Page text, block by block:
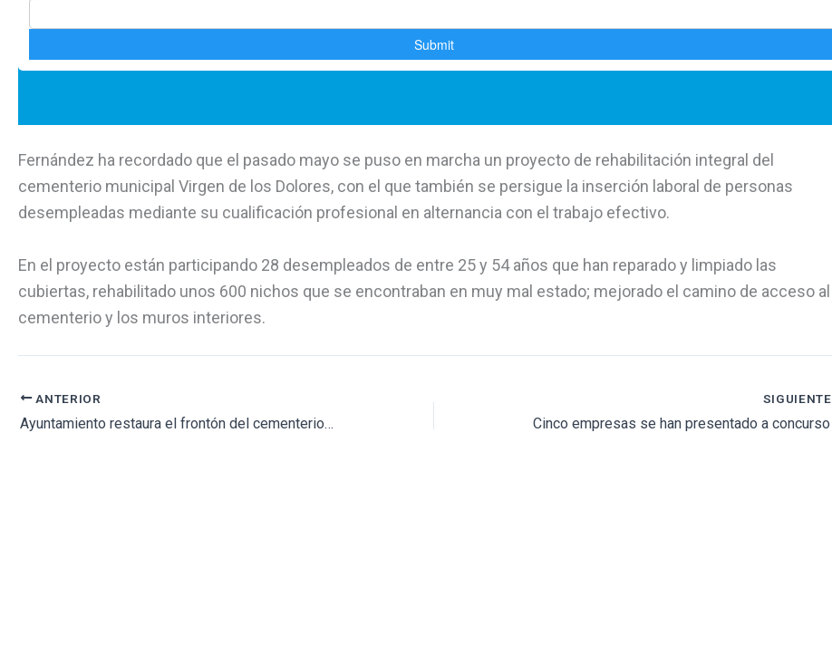
Fernández ha recordado que el pasado mayo se puso en marcha un proyecto de rehabilitación integral del
cementerio municipal Virgen de los Dolores, con el que también se persigue la inserción laboral de personas
desempleadas mediante su cualificación profesional en alternancia con el trabajo efectivo.
En el proyecto están participando 28 desempleados de entre 25 y 54 años que han reparado y limpiado las
cubiertas, rehabilitado unos 600 nichos que se encontraban en muy mal estado; mejorado el camino de acceso al
cementerio y los muros interiores.
ANTERIOR
Ayuntamiento restaura el frontón del cementerio de Villena y anuncia la próxima construcción de 240 nichos
SIGUIENTE